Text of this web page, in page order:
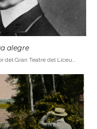
alegre
del Gran Teatre del Liceu…